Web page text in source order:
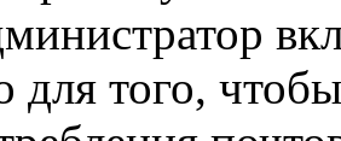
для того,